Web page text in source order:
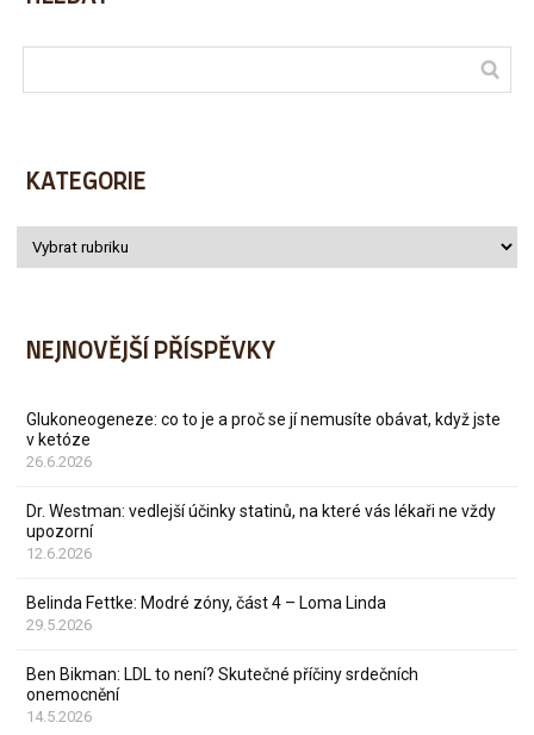
KATEGORIE
NEJNOVĚJŠÍ PŘÍSPĚVKY
Glukoneogeneze: co to je a proč se jí nemusíte obávat, když jste
v ketóze
26.6.2026
Dr. Westman: vedlejší účinky statinů, na které vás lékaři ne vždy
upozorní
12.6.2026
Belinda Fettke: Modré zóny, část 4 – Loma Linda
29.5.2026
Ben Bikman: LDL to není? Skutečné příčiny srdečních
onemocnění
14.5.2026